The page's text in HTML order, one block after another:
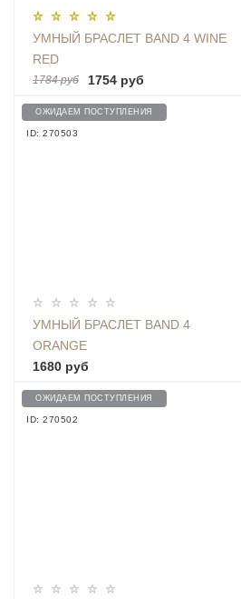
УМНЫЙ БРАСЛЕТ BAND 4 WINE
RED
1784 руб 1754 руб
ОЖИДАЕМ ПОСТУПЛЕНИЯ
ID: 270503
УМНЫЙ БРАСЛЕТ BAND 4
ORANGE
1680 руб
ОЖИДАЕМ ПОСТУПЛЕНИЯ
ID: 270502